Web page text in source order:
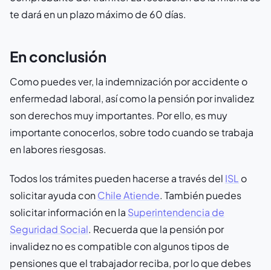
te dará en un plazo máximo de 60 días.
En conclusión
Como puedes ver, la indemnización por accidente o
enfermedad laboral, así como la pensión por invalidez
son derechos muy importantes. Por ello, es muy
importante conocerlos, sobre todo cuando se trabaja
en labores riesgosas.
Todos los trámites pueden hacerse a través del ISL o
solicitar ayuda conChile Atiende. También puedes
solicitar información en la Superintendencia de
Seguridad Social. Recuerda que la pensión por
invalidez no es compatible con algunos tipos de
pensiones que el trabajador reciba, por lo que debes